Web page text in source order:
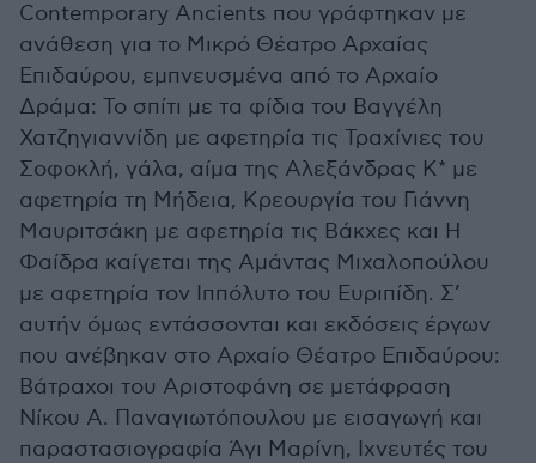
Contemporary Ancients που γράφτηκαν με
ανάθεση για το Μικρό Θέατρο Αρχαίας
Επιδαύρου, εμπνευσμένα από το Αρχαίο
Δράμα: Το σπίτι με τα φίδια του Βαγγέλη
Χατζηγιαννίδη με αφετηρία τις Τραχίνιες του
Σοφοκλή, γάλα, αίμα της Αλεξάνδρας Κ* με
αφετηρία τη Μήδεια, Κρεουργία του Γιάννη
Μαυριτσάκη με αφετηρία τις Βάκχες και Η
Φαίδρα καίγεται της Αμάντας Μιχαλοπούλου
με αφετηρία τον Ιππόλυτο του Ευριπίδη. Σ’
αυτήν όμως εντάσσονται και εκδόσεις έργων
που ανέβηκαν στο Αρχαίο Θέατρο Επιδαύρου:
Βάτραχοι του Αριστοφάνη σε μετάφραση
Νίκου Α. Παναγιωτόπουλου με εισαγωγή και
παραστασιογραφία Άγι Μαρίνη, Ιχνευτές του